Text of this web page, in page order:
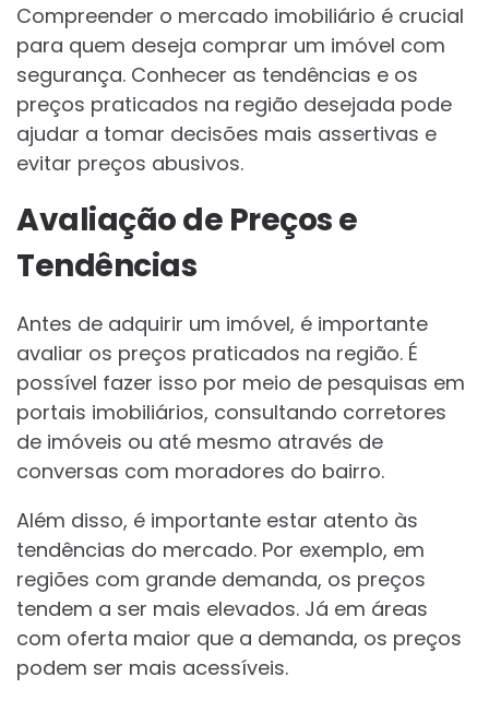
Compreender o mercado imobiliário é crucial
para quem deseja comprar um imóvel com
segurança. Conhecer as tendências e os
preços praticados na região desejada pode
ajudar a tomar decisões mais assertivas e
evitar preços abusivos.
Avaliação de Preços e
Tendências
Antes de adquirir um imóvel, é importante
avaliar os preços praticados na região. É
possível fazer isso por meio de pesquisas em
portais imobiliários, consultando corretores
de imóveis ou até mesmo através de
conversas com moradores do bairro.
Além disso, é importante estar atento às
tendências do mercado. Por exemplo, em
regiões com grande demanda, os preços
tendem a ser mais elevados. Já em áreas
com oferta maior que a demanda, os preços
podem ser mais acessíveis.